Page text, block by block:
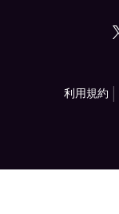
利用規約 |